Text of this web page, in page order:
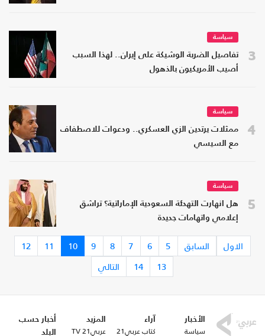
3
سياسة
تفاصيل الضربة الوشيكة على إيران.. لهذا السبب
أصيب الأمريكيون بالذهول
4
سياسة
ممثلات يرتدين الزي العسكري.. ودعوات للاصطفاف
مع السيسي
5
سياسة
هل انهارت التهدئة السعودية الإماراتية؟ تراشق
إعلامي واتهامات جديدة
الاول السابق 5
6
7
8
9
10
11
12
13
14 التالي
الأخبار
سياسة
آراء
كتاب عربي21
المزيد
عربي21 TV
أخبار حسب
البلد